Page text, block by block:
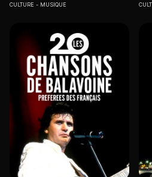
CULTURE MUSIQUE